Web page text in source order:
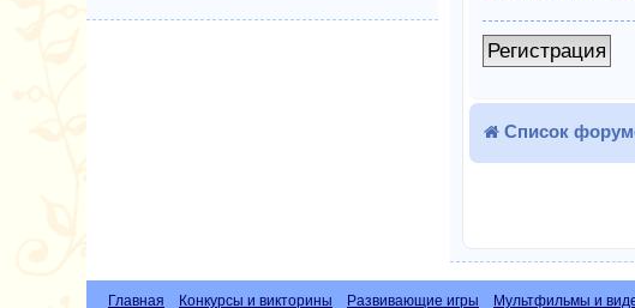
Регистрация
Список
Главная Конкурсы и викторины Развивающие игры Мультфильмы и